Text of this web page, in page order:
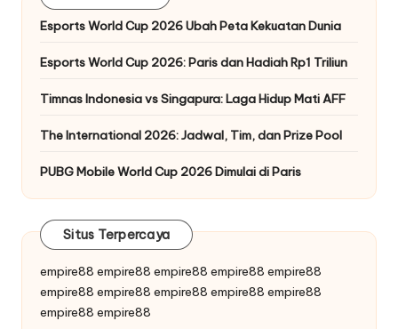
Esports World Cup 2026 Ubah Peta Kekuatan Dunia
Esports World Cup 2026: Paris dan Hadiah Rp1 Triliun
Timnas Indonesia vs Singapura: Laga Hidup Mati AFF
The International 2026: Jadwal, Tim, dan Prize Pool
PUBG Mobile World Cup 2026 Dimulai di Paris
Situs Terpercaya
empire88 empire88 empire88 empire88 empire88
empire88 empire88 empire88 empire88 empire88
empire88 empire88